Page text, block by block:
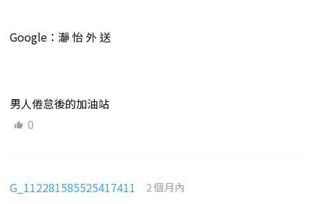
Google：瀞 怡 外 送
男人倦怠後的加油站
0
G_112281585525417411 2 個月內